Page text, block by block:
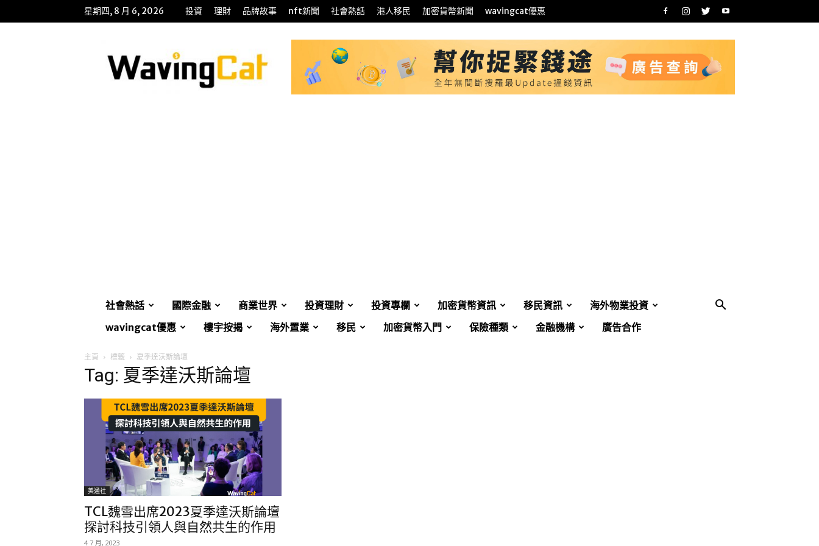
星期四, 8 月 6, 2026 投資 理財 品牌故事 nft新聞 社會熱話 港人移民 加密貨幣新聞 wavingcat優惠
招
財
貓
社會熱話 國際金融 商業世界 投資理財 投資專欄 加密貨幣資訊 移民資訊
海外物業投資
wavingcat優惠
樓宇按揭 海外置業 移民 加密貨幣入門 保險種類 金融機構 廣告合作
主頁 標籤 夏季達沃斯論壇
Tag: 夏季達沃斯論壇
美通社
TCL魏雪出席2023夏季達沃斯論壇
探討科技引領人與自然共生的作用
4 7 月, 2023